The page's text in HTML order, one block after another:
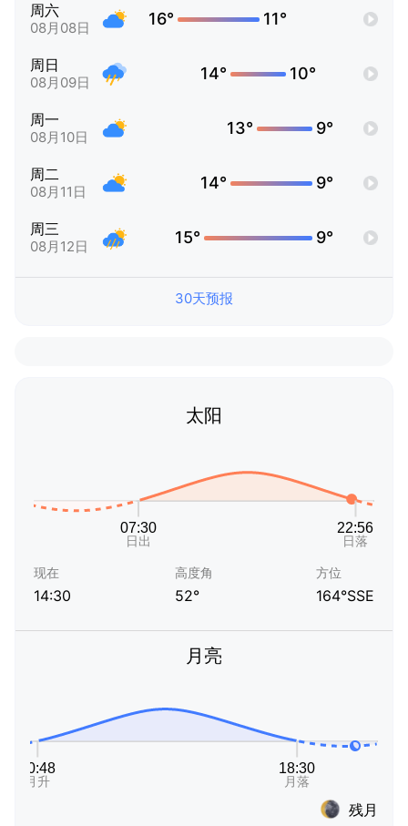
周六
08月08日 16° 11°
周日
08月09日 14° 10°
周一
08月10日 13° 9°
周二
08月11日 14° 9°
周三
08月12日 15° 9°
30天预报
太阳
现在
14:30
高度角
52°
方位
164°SSE
月亮
残月